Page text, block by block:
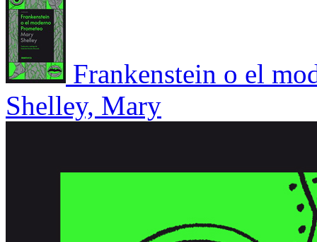
Frankenstein o el
Shelley, Mary